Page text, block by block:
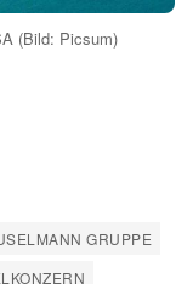
(Bild: Picsum)
GRUPPE